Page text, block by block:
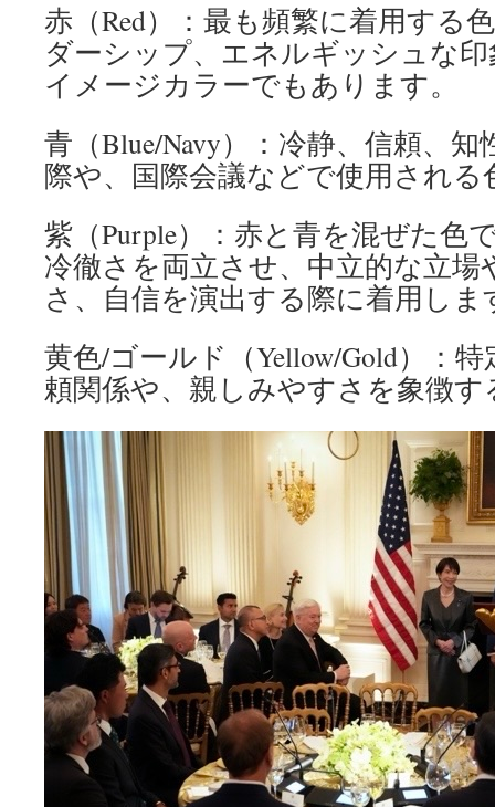
赤（Red）：最も頻繁に着用する
ダーシップ、エネルギッシュな
イメージカラーでもあります。
青（Blue/Navy）：冷静、信頼、
際や、国際会議などで使用される
紫（Purple）：赤と青を混ぜた色
冷徹さを両立させ、中立的な立場
さ、自信を演出する際に着用しま
黄色/ゴールド（Yellow/Gold）：
頼関係や、親しみやすさを象徴